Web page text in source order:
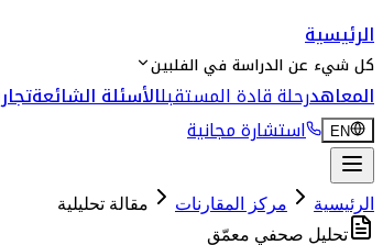
الرئيسية
كل شيء عن الدراسة في الفلبين
المعاهدرحلة قادة المستقبلالأسئلة الشائعة
EN استشارة مجانية
الرئيسية مركز المقارنات
مقالة تحليلية
تحليل صحفي معمّق